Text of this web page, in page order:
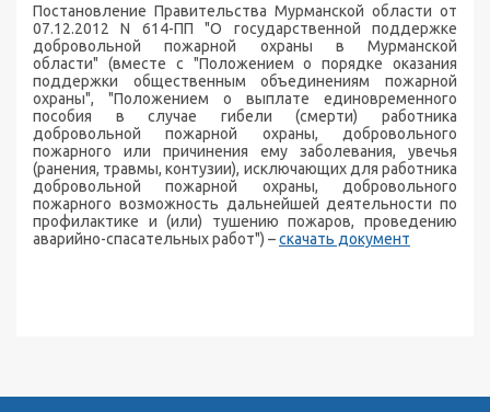
Постановление Правительства Мурманской области от
07.12.2012 N 614-ПП "О государственной поддержке
добровольной пожарной охраны в Мурманской
области" (вместе с "Положением о порядке оказания
поддержки общественным объединениям пожарной
охраны", "Положением о выплате единовременного
пособия в случае гибели (смерти) работника
добровольной пожарной охраны, добровольного
пожарного или причинения ему заболевания, увечья
(ранения, травмы, контузии), исключающих для работника
добровольной пожарной охраны, добровольного
пожарного возможность дальнейшей деятельности по
профилактике и (или) тушению пожаров, проведению
аварийно-спасательных работ") –скачать документ